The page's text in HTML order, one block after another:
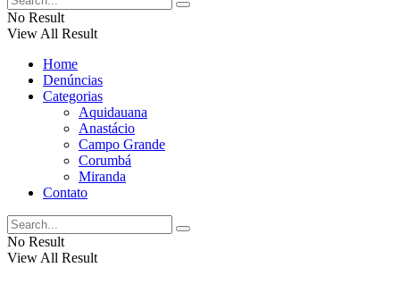
No Result
View All Result
Home
Denúncias
Categorias
Aquidauana
Anastácio
Campo Grande
Corumbá
Miranda
Contato
No Result
View All Result